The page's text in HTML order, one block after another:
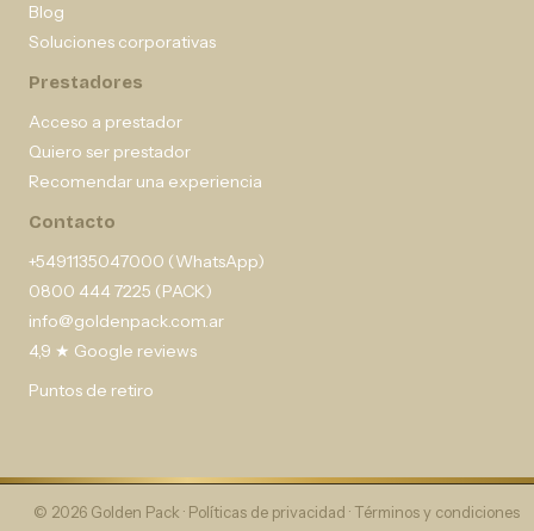
Blog
Soluciones corporativas
Prestadores
Acceso a prestador
Quiero ser prestador
Recomendar una experiencia
Contacto
+5491135047000 (WhatsApp)
0800 444 7225 (PACK)
info@goldenpack.com.ar
4,9 ★ Google reviews
Puntos de retiro
© 2026 Golden Pack · Políticas de privacidad · Términos y condiciones